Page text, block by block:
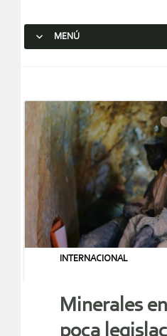
MENÚ
INTERNACIONAL
Minerales
poca